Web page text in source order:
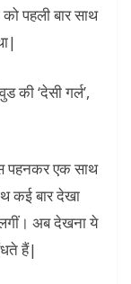
पहली बार साथ
पहनकर एक साथ
कई बार देखा
अब देखना ये
हैं|